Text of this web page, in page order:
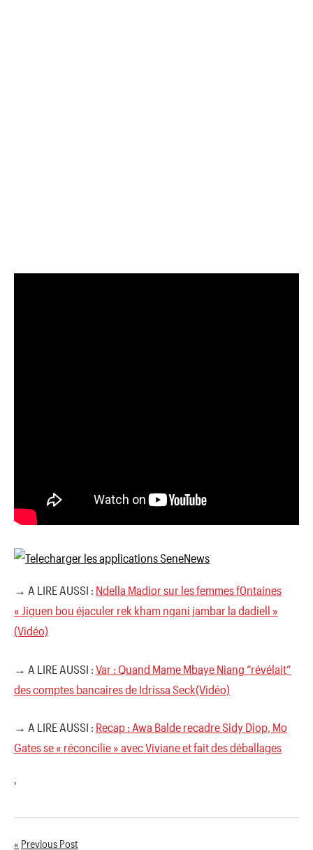
→ A LIRE AUSSI : Ndella Madior sur les femmes f0ntaines
« Jiguen bou éjaculer rek kham ngani jambar la dadiell »
(Vidéo)
→ A LIRE AUSSI : Var : Quand Mame Mbaye Niang “révélait”
des comptes bancaires de Idrissa Seck(Vidéo)
→ A LIRE AUSSI : Recap : Awa Balde recadre Sidy Diop, Mo
Gates se « réconcilie » avec Viviane et fait des déballages
'
Previous Post